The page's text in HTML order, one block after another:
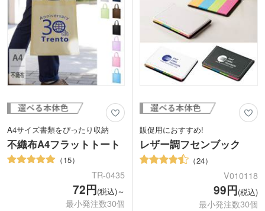
A4サイズ書類をぴったり収納
不織布A4フラットトート
15
TR-0435
72円(税込)～
最小発注数30個
販促用におすすめ!
レザー調フセンブック
24
V010118
99円(税込)
最小発注数30個